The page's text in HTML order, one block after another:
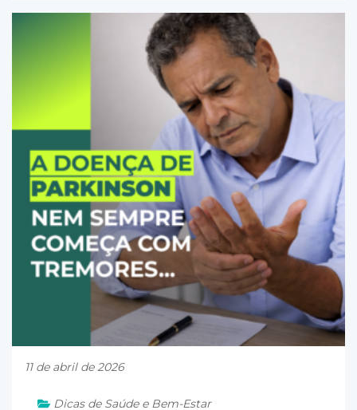
11 de abril de 2026
Dicas de Saúde e Bem-Estar